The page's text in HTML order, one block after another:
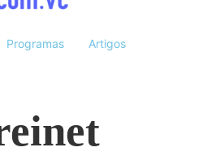
Programas Artigos